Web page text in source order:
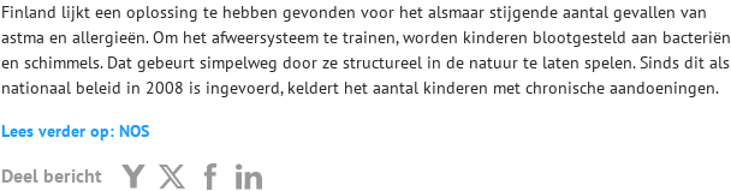
Finland lijkt een oplossing te hebben gevonden voor het alsmaar stijgende aantal gevallen van
astma en allergieën. Om het afweersysteem te trainen, worden kinderen blootgesteld aan bacteriën
en schimmels. Dat gebeurt simpelweg door ze structureel in de natuur te laten spelen. Sinds dit als
nationaal beleid in 2008 is ingevoerd, keldert het aantal kinderen met chronische aandoeningen.
Lees verder op: NOS
Deel bericht